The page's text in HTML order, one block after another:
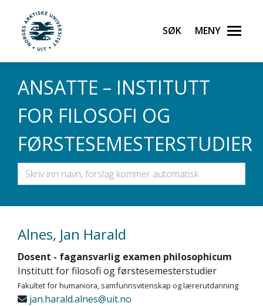
Gå til hovedinnhold
UiT Norges arktiske universitet
Søk Meny
ANSATTE – INSTITUTT
FOR FILOSOFI OG
FØRSTESEMESTERSTUDIER
Alnes, Jan Harald
Dosent - fagansvarlig examen philosophicum
Institutt for filosofi og førstesemesterstudier
Fakultet for humaniora, samfunnsvitenskap og lærerutdanning
jan.harald.alnes@uit.no